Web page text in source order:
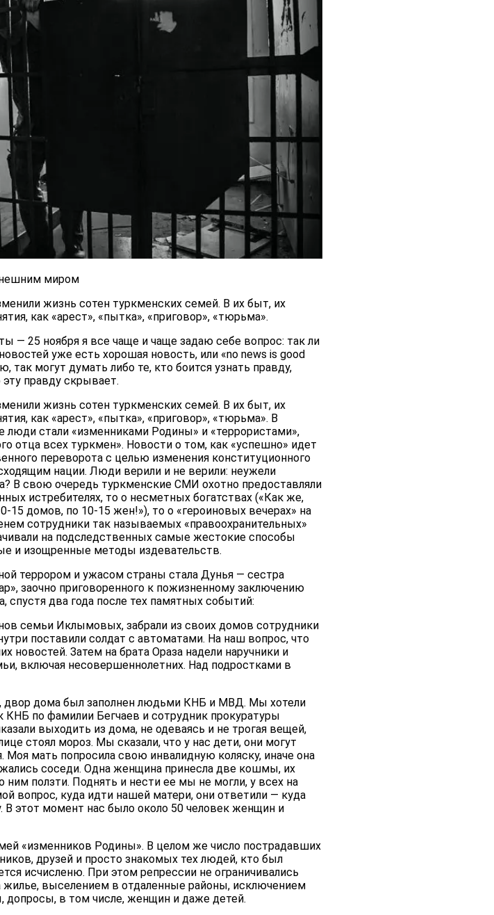
миром
жизнь сотен туркменских семей. В их быт, их
как «арест», «пытка», «приговор», «тюрьма».
— 25 ноября я все чаще и чаще задаю себе вопрос: так ли
уже есть хорошая новость, или «no news is good
так могут думать либо те, кто боится узнать правду,
эту правду скрывает.
жизнь сотен туркменских семей. В их быт, их
как «арест», «пытка», «приговор», «тюрьма». В
стали «изменниками Родины» и «террористами»,
отца всех туркмен». Новости о том, как «успешно» идет
переворота с целью изменения конституционного
нации. Люди верили и не верили: неужели
В свою очередь туркменские СМИ охотно предоставляли
истребителях, то о несметных богатствах («Как же,
15 домов, по 10-15 жен!»), то о «героиновых вечерах» на
сотрудники так называемых «правоохранительных»
на подследственных самые жестокие способы
и изощренные методы издевательств.
террором и ужасом страны стала Дунья — сестра
заочно приговоренного к пожизненному заключению
спустя два года после тех памятных событий:
семьи Иклымовых, забрали из своих домов сотрудники
поставили солдат с автоматами. На наш вопрос, что
новостей. Затем на брата Ораза надели наручники и
включая несовершеннолетних. Над подростками в
двор дома был заполнен людьми КНБ и МВД. Мы хотели
по фамилии Бегчаев и сотрудник прокуратуры
выходить из дома, не одеваясь и не трогая вещей,
стоял мороз. Мы сказали, что у нас дети, они могут
Моя мать попросила свою инвалидную коляску, иначе она
соседи. Одна женщина принесла две кошмы, их
ползти. Поднять и нести ее мы не могли, у всех на
вопрос, куда идти нашей матери, они ответили — куда
В этот момент нас было около 50 человек женщин и
«изменников Родины». В целом же число пострадавших
друзей и просто знакомых тех людей, кто был
исчисленю. При этом репрессии не ограничивались
выселением в отдаленные районы, исключением
в том числе, женщин и даже детей.